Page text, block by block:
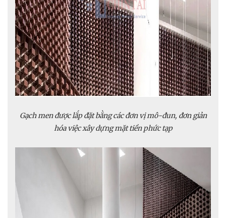
Gạch men được lắp đặt bằng các đơn vị mô-đun, đơn giản
hóa việc xây dựng mặt tiền phức tạp